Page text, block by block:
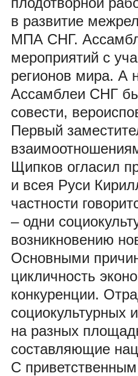
в развитие
МПА СНГ.
мероприятий с
регионов мира. А
Ассамблеи СНГ
совести,
Первый
Щипков огласил
и всея Руси
частности
– одни
возникновению
Основными
цикличность
конкуренции.
социокультурных
на разных
составляющие
С